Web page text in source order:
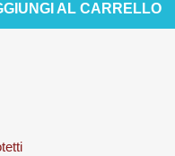
AL CARRELLO